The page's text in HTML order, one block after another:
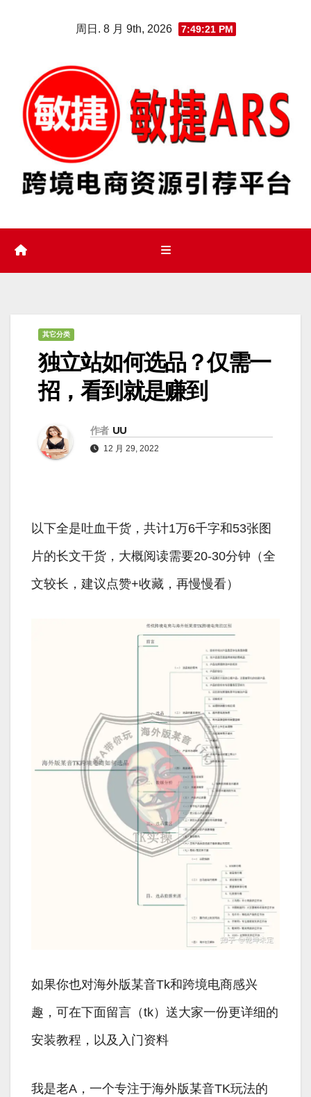
周日. 8 月 9th, 2026 7:49:22 PM
其它分类
独立站如何选品？仅需一
招，看到就是赚到
作者 UU
12 月 29, 2022
以下全是吐血干货，共计1万6千字和53张图
片的长文干货，大概阅读需要20-30分钟（全
文较长，建议点赞+收藏，再慢慢看）
如果你也对海外版某音Tk和跨境电商感兴
趣，可在下面留言（tk）送大家一份更详细的
安装教程，以及入门资料
我是老A，一个专注于海外版某音TK玩法的